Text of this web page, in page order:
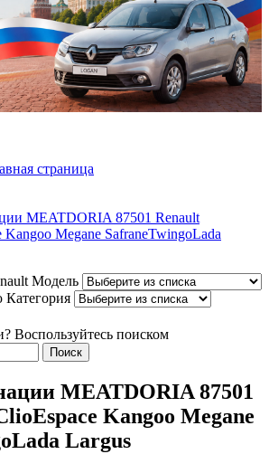
страница
MEATDORIA 87501 Renault
Kangoo Megane SafraneTwingoLada
Модель
Категория
Воспользуйтесь поиском
MEATDORIA 87501
Kangoo Megane
Largus